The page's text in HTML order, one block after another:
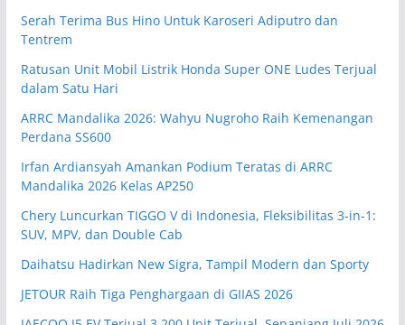
Serah Terima Bus Hino Untuk Karoseri Adiputro dan
Tentrem
Ratusan Unit Mobil Listrik Honda Super ONE Ludes Terjual
dalam Satu Hari
ARRC Mandalika 2026: Wahyu Nugroho Raih Kemenangan
Perdana SS600
Irfan Ardiansyah Amankan Podium Teratas di ARRC
Mandalika 2026 Kelas AP250
Chery Luncurkan TIGGO V di Indonesia, Fleksibilitas 3-in-1:
SUV, MPV, dan Double Cab
Daihatsu Hadirkan New Sigra, Tampil Modern dan Sporty
JETOUR Raih Tiga Penghargaan di GIIAS 2026